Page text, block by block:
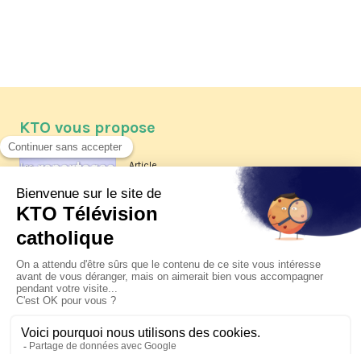
KTO vous propose
Article
Les reportages d'été 2026 de KTO
La visite pastorale du pape Léon
XIV à Assise à suivre sur KTO le
jeudi 6 août
Le pape en Uruguay, Argentine et
Pérou du 6 au 17 novembre 2026